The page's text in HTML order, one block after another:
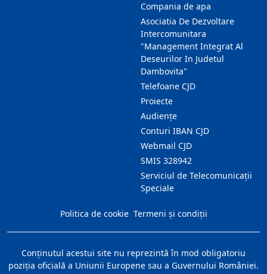
Compania de apa
Asociatia De Dezvoltare
Intercomunitara
"Management Integrat Al
Deseurilor In Judetul
Dambovita"
Telefoane CJD
Proiecte
Audienţe
Conturi IBAN CJD
Webmail CJD
SMIS 328942
Serviciul de Telecomunicații
Speciale
Politica de cookie Termeni și condiții
Conţinutul acestui site nu reprezintă în mod obligatoriu
poziţia oficială a Uniunii Europene sau a Guvernului României.